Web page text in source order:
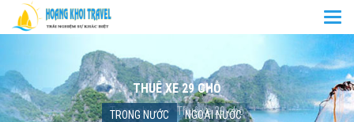
THUÊ XE 29 CHỖ
Trang chủ Thuê xe 29 chỗ
TRONG NƯỚC NGOÀI NƯỚC